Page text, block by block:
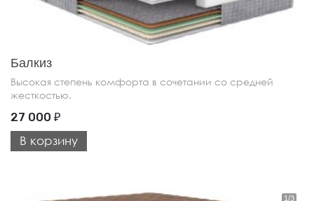
Балкиз
Высокая степень комфорта в сочетании со средней
жесткостью.
27 000 ₽
В корзину